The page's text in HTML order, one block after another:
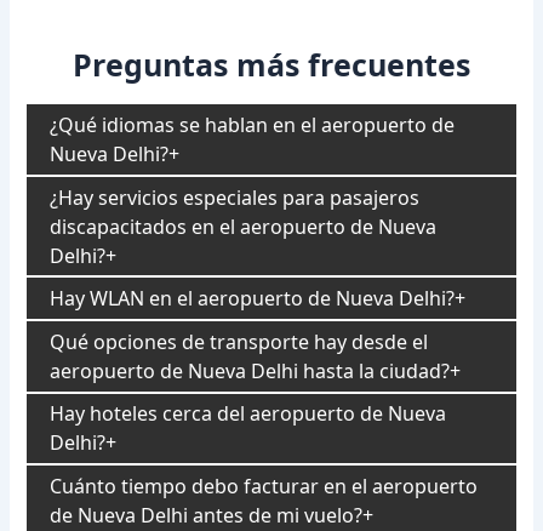
Preguntas más frecuentes
¿Qué idiomas se hablan en el aeropuerto de
Nueva Delhi?
¿Hay servicios especiales para pasajeros
discapacitados en el aeropuerto de Nueva
Delhi?
Hay WLAN en el aeropuerto de Nueva Delhi?
Qué opciones de transporte hay desde el
aeropuerto de Nueva Delhi hasta la ciudad?
Hay hoteles cerca del aeropuerto de Nueva
Delhi?
Cuánto tiempo debo facturar en el aeropuerto
de Nueva Delhi antes de mi vuelo?